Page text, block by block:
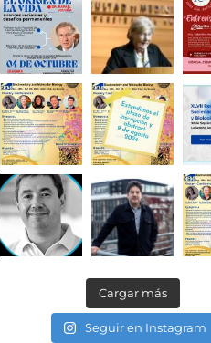
Cargar más
Seguir en Instagram